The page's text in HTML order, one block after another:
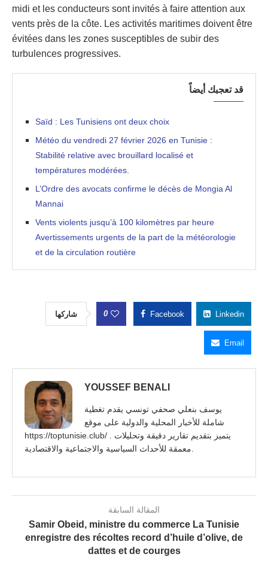
midi et les conducteurs sont invités à faire attention aux
vents près de la côte. Les activités maritimes doivent être
évitées dans les zones susceptibles de subir des
turbulences progressives.
قد تعجبك أيضاً
Saïd : Les Tunisiens ont deux choix
Météo du vendredi 27 février 2026 en Tunisie :
Stabilité relative avec brouillard localisé et
températures modérées.
L’Ordre des avocats confirme le décès de Mongia Al
Mannai
Vents violents jusqu’à 100 kilomètres par heure
Avertissements urgents de la part de la météorologie
et de la circulation routière
شاركها 0 Facebook Linkedin
Email
YOUSSEF BENALI
يوسف بنعلي صحفي تونسي يقدم تغطية
شاملة للأخبار المحلية والدولية على موقع
https://toptunisie.club/ . يتميز بتقديم تقارير دقيقة وتحليلات
معمقة للأحداث السياسية والاجتماعية والاقتصادية.
المقالة السابقة
Samir Obeid, ministre du commerce La Tunisie
enregistre des récoltes record d’huile d’olive, de
dattes et de courges